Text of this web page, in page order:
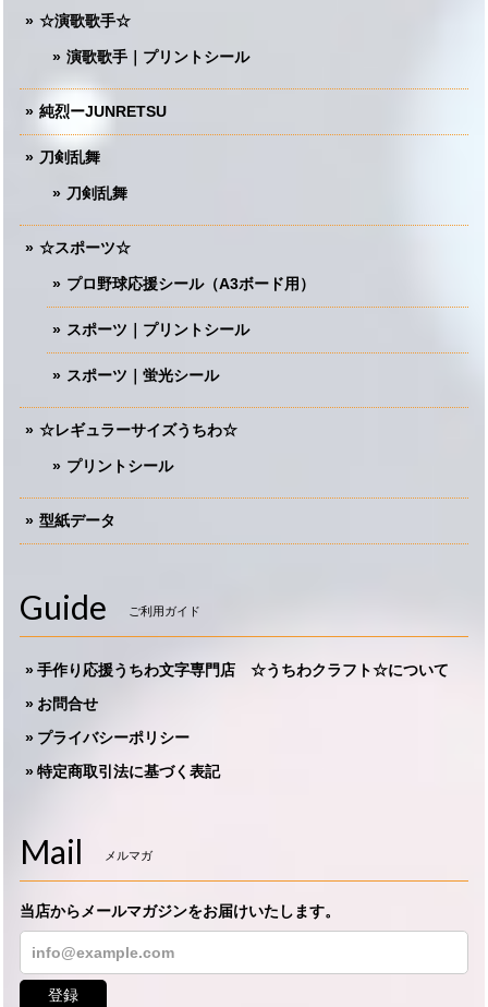
☆演歌歌手☆
演歌歌手｜プリントシール
純烈ーJUNRETSU
刀剣乱舞
刀剣乱舞
☆スポーツ☆
プロ野球応援シール（A3ボード用）
スポーツ｜プリントシール
スポーツ｜蛍光シール
☆レギュラーサイズうちわ☆
プリントシール
型紙データ
Guide ご利用ガイド
手作り応援うちわ文字専門店 ☆うちわクラフト☆について
お問合せ
プライバシーポリシー
特定商取引法に基づく表記
Mail メルマガ
当店からメールマガジンをお届けいたします。
登録